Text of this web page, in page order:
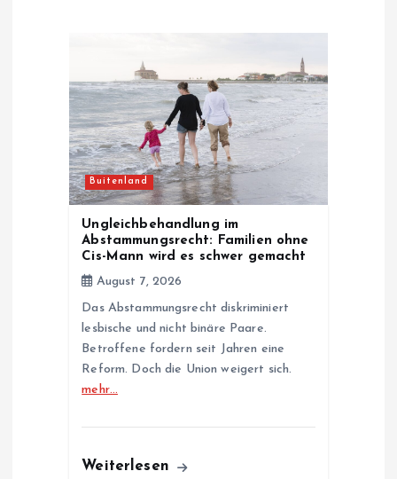
Buitenland
Ungleichbehandlung im
Abstammungsrecht: Familien ohne
Cis-Mann wird es schwer gemacht
August 7, 2026
Das Abstammungsrecht diskriminiert
lesbische und nicht binäre Paare.
Betroffene fordern seit Jahren eine
Reform. Doch die Union weigert sich.
mehr…
Weiterlesen